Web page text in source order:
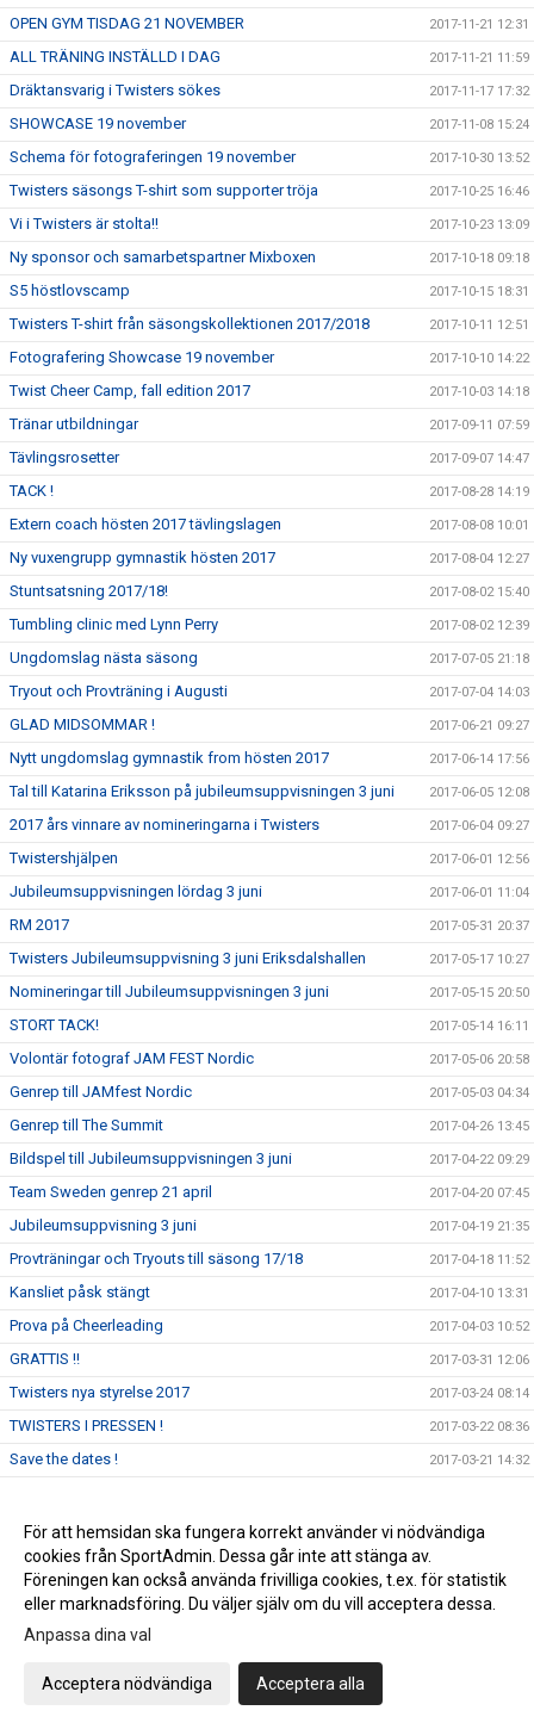
OPEN GYM TISDAG 21 NOVEMBER 2017-11-21 12:31
ALL TRÄNING INSTÄLLD I DAG 2017-11-21 11:59
Dräktansvarig i Twisters sökes 2017-11-17 17:32
SHOWCASE 19 november 2017-11-08 15:24
Schema för fotograferingen 19 november 2017-10-30 13:52
Twisters säsongs T-shirt som supporter tröja 2017-10-25 16:46
Vi i Twisters är stolta!! 2017-10-23 13:09
Ny sponsor och samarbetspartner Mixboxen 2017-10-18 09:18
S5 höstlovscamp 2017-10-15 18:31
Twisters T-shirt från säsongskollektionen 2017/2018 2017-10-11 12:51
Fotografering Showcase 19 november 2017-10-10 14:22
Twist Cheer Camp, fall edition 2017 2017-10-03 14:18
Tränar utbildningar 2017-09-11 07:59
Tävlingsrosetter 2017-09-07 14:47
TACK ! 2017-08-28 14:19
Extern coach hösten 2017 tävlingslagen 2017-08-08 10:01
Ny vuxengrupp gymnastik hösten 2017 2017-08-04 12:27
Stuntsatsning 2017/18! 2017-08-02 15:40
Tumbling clinic med Lynn Perry 2017-08-02 12:39
Ungdomslag nästa säsong 2017-07-05 21:18
Tryout och Provträning i Augusti 2017-07-04 14:03
GLAD MIDSOMMAR ! 2017-06-21 09:27
Nytt ungdomslag gymnastik from hösten 2017 2017-06-14 17:56
Tal till Katarina Eriksson på jubileumsuppvisningen 3 juni 2017-06-05 12:08
2017 års vinnare av nomineringarna i Twisters 2017-06-04 09:27
Twistershjälpen 2017-06-01 12:56
Jubileumsuppvisningen lördag 3 juni 2017-06-01 11:04
RM 2017 2017-05-31 20:37
Twisters Jubileumsuppvisning 3 juni Eriksdalshallen 2017-05-17 10:27
Nomineringar till Jubileumsuppvisningen 3 juni 2017-05-15 20:50
STORT TACK! 2017-05-14 16:11
Volontär fotograf JAM FEST Nordic 2017-05-06 20:58
Genrep till JAMfest Nordic 2017-05-03 04:34
Genrep till The Summit 2017-04-26 13:45
Bildspel till Jubileumsuppvisningen 3 juni 2017-04-22 09:29
Team Sweden genrep 21 april 2017-04-20 07:45
Jubileumsuppvisning 3 juni 2017-04-19 21:35
Provträningar och Tryouts till säsong 17/18 2017-04-18 11:52
Kansliet påsk stängt 2017-04-10 13:31
Prova på Cheerleading 2017-04-03 10:52
GRATTIS !! 2017-03-31 12:06
Twisters nya styrelse 2017 2017-03-24 08:14
TWISTERS I PRESSEN ! 2017-03-22 08:36
Save the dates ! 2017-03-21 14:32
DM 2017-03-10 15:00
Twisters organisation from 11 mars 2017-03-07 11:24
Grattis Twisters Senior Lev 5 2017-03-06 07:42
Twisters Cheer Elite fyller 20 år !
Uppstart för elitlagen hösten 2017
Supporter T-shirt till DM 11 mars
För att hemsidan ska fungera korrekt använder vi nödvändiga
cookies från SportAdmin. Dessa går inte att stänga av.
Föreningen kan också använda frivilliga cookies, t.ex. för statistik
eller marknadsföring. Du väljer själv om du vill acceptera dessa.
Anpassa dina val
Acceptera nödvändiga Acceptera alla